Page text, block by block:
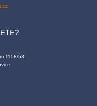
1108/53